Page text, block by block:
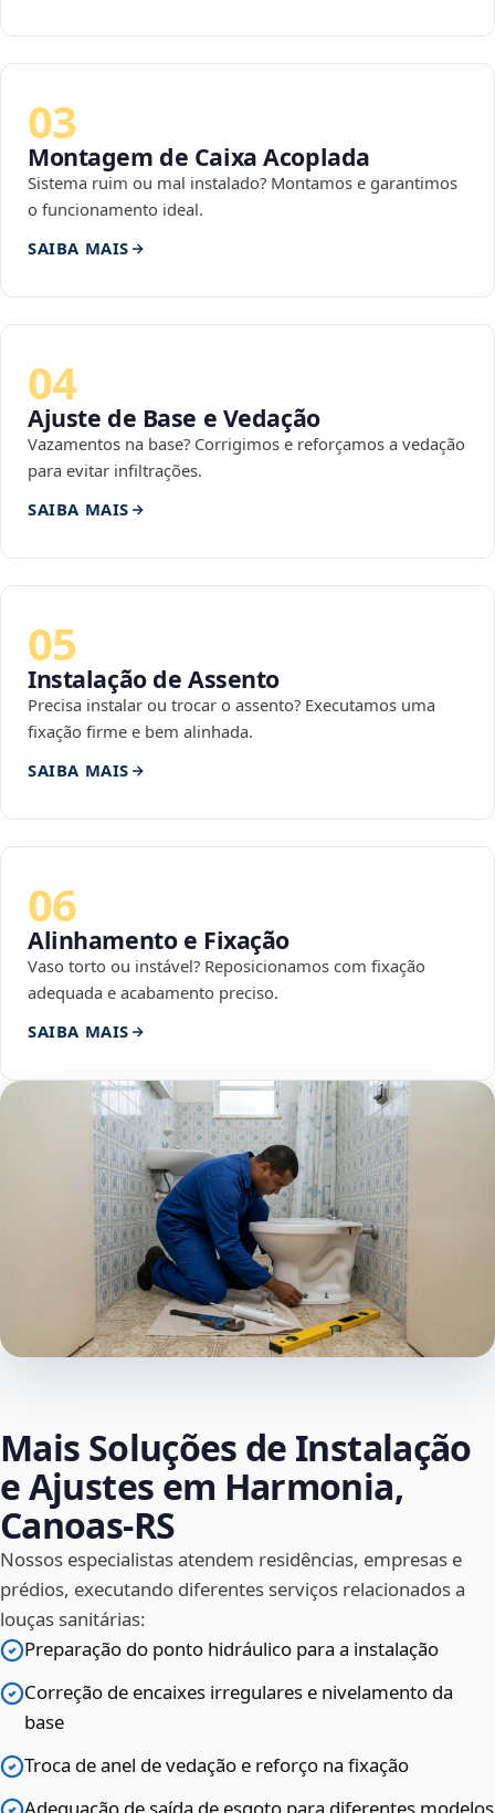
03
Montagem de Caixa Acoplada
Sistema ruim ou mal instalado? Montamos e garantimos
o funcionamento ideal.
SAIBA MAIS
04
Ajuste de Base e Vedação
Vazamentos na base? Corrigimos e reforçamos a vedação
para evitar infiltrações.
SAIBA MAIS
05
Instalação de Assento
Precisa instalar ou trocar o assento? Executamos uma
fixação firme e bem alinhada.
SAIBA MAIS
06
Alinhamento e Fixação
Vaso torto ou instável? Reposicionamos com fixação
adequada e acabamento preciso.
SAIBA MAIS
Mais Soluções de Instalação
e Ajustes em Harmonia,
Canoas‑RS
Nossos especialistas atendem residências, empresas e
prédios, executando diferentes serviços relacionados a
louças sanitárias:
Preparação do ponto hidráulico para a instalação
Correção de encaixes irregulares e nivelamento da
base
Troca de anel de vedação e reforço na fixação